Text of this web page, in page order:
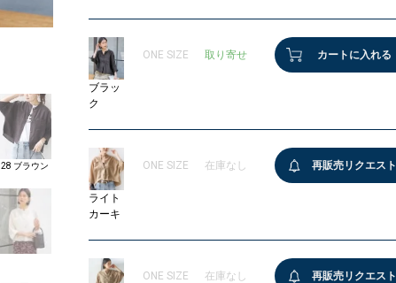
28 ブラウン
ブラッ
ク
ONE SIZE 取り寄せ カートに入れる
ライト
カーキ
ONE SIZE 在庫なし 再販売リクエスト
ONE SIZE 在庫なし 再販売リクエスト